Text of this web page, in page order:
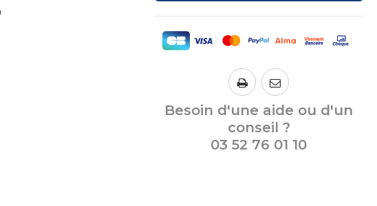
Besoin d'une aide ou d'un
conseil ?
03 52 76 01 10